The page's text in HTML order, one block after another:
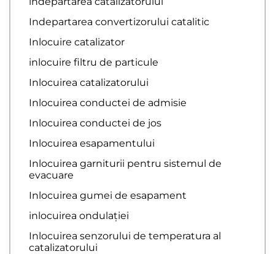
Indepartarea convertizorului catalitic
Inlocuire catalizator
inlocuire filtru de particule
Inlocuirea catalizatorului
Inlocuirea conductei de admisie
Inlocuirea conductei de jos
Inlocuirea esapamentului
Inlocuirea garniturii pentru sistemul de
evacuare
Inlocuirea gumei de esapament
inlocuirea ondulației
Inlocuirea senzorului de temperatura al
catalizatorului